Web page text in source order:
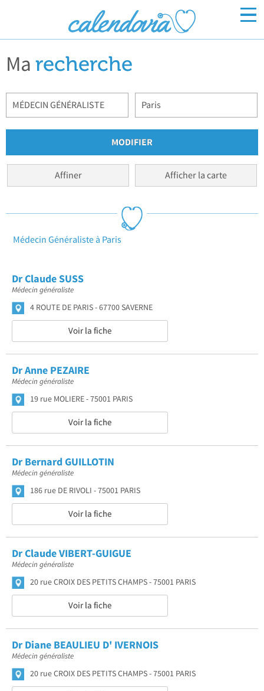
Inscrivez-vous Connexion
Ma recherche
Affiner Afficher la carte
Médecin Généraliste à Paris
Dr Claude SUSS
Médecin généraliste
4 ROUTE DE PARIS 67700 SAVERNE
Voir la fiche
Dr Anne PEZAIRE
Médecin généraliste
19 rue MOLIERE 75001 PARIS
Voir la fiche
Dr Bernard GUILLOTIN
Médecin généraliste
186 rue DE RIVOLI 75001 PARIS
Voir la fiche
Dr Claude VIBERT-GUIGUE
Médecin généraliste
20 rue CROIX DES PETITS CHAMPS 75001 PARIS
Voir la fiche
Dr Diane BEAULIEU D' IVERNOIS
Médecin généraliste
20 rue CROIX DES PETITS CHAMPS 75001 PARIS